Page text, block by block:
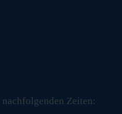
Zeiten: